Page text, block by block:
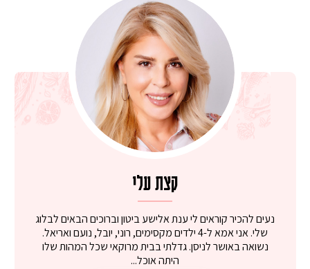
קצת עלי
נעים להכיר קוראים לי ענת אלישע ביטון וברוכים הבאים לבלוג
שלי. אני אמא ל-4 ילדים מקסימים, רוני, יובל, נועם ואריאל.
נשואה באושר לניסן. גדלתי בבית מרוקאי שכל המהות שלו
היתה אוכל...